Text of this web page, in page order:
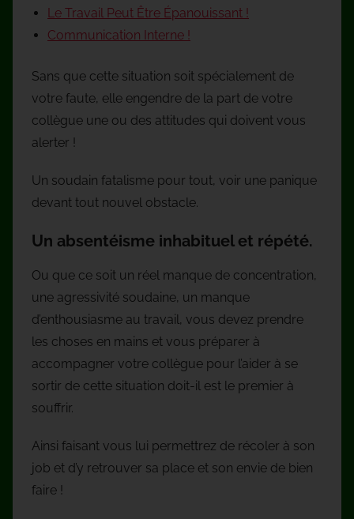
Le Travail Peut Être Épanouissant !
Communication Interne !
Sans que cette situation soit spécialement de
votre faute, elle engendre de la part de votre
collègue une ou des attitudes qui doivent vous
alerter !
Un soudain fatalisme pour tout, voir une panique
devant tout nouvel obstacle.
Un absentéisme inhabituel et répété.
Ou que ce soit un réel manque de concentration,
une agressivité soudaine, un manque
d’enthousiasme au travail, vous devez prendre
les choses en mains et vous préparer à
accompagner votre collègue pour l’aider à se
sortir de cette situation doit-il est le premier à
souffrir.
Ainsi faisant vous lui permettrez de récoler à son
job et d’y retrouver sa place et son envie de bien
faire !